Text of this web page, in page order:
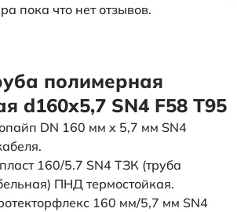
пока что нет отзывов.
полимерная
d160х5,7 SN4 F58 Т95
DN 160 мм x 5,7 мм SN4
160/5.7 SN4 ТЗК (труба
ПНД термостойкая.
160 мм/5,7 мм SN4